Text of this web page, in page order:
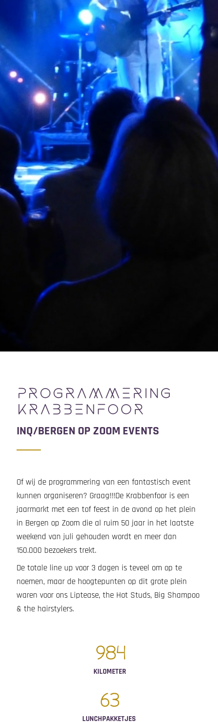
PROGRAMMERING
KRABBENFOOR
INQ/BERGEN OP ZOOM EVENTS
Of wij de programmering van een fantastisch event
kunnen organiseren? Graag!!!De Krabbenfoor is een
jaarmarkt met een tof feest in de avond op het plein
in Bergen op Zoom die al ruim 50 jaar in het laatste
weekend van juli gehouden wordt en meer dan
150.000 bezoekers trekt.
De totale line up voor 3 dagen is teveel om op te
noemen, maar de hoogtepunten op dit grote plein
waren voor ons Liptease, the Hot Studs, Big Shampoo
& the hairstylers.
984
KILOMETER
63
LUNCHPAKKETJES